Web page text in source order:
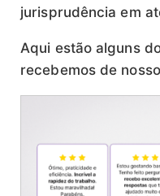
jurisprudência em
Aqui estão alguns
recebemos de